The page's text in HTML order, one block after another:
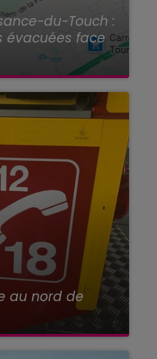
du-Touch :
évacuées face
au nord de